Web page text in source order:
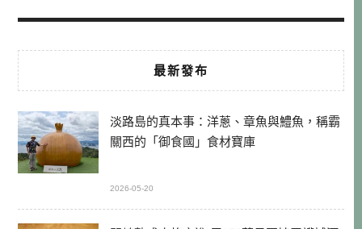
最新發布
淡路島的真本事：洋蔥、章魚與鱧魚，稱霸
關西的「御食國」食材寶庫
2026-05-20